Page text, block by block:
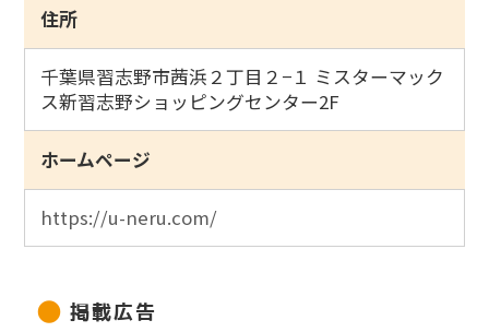
住所
千葉県習志野市茜浜２丁目２−１ ミスターマック
ス新習志野ショッピングセンター2F
ホームページ
https://u-neru.com/
掲載広告